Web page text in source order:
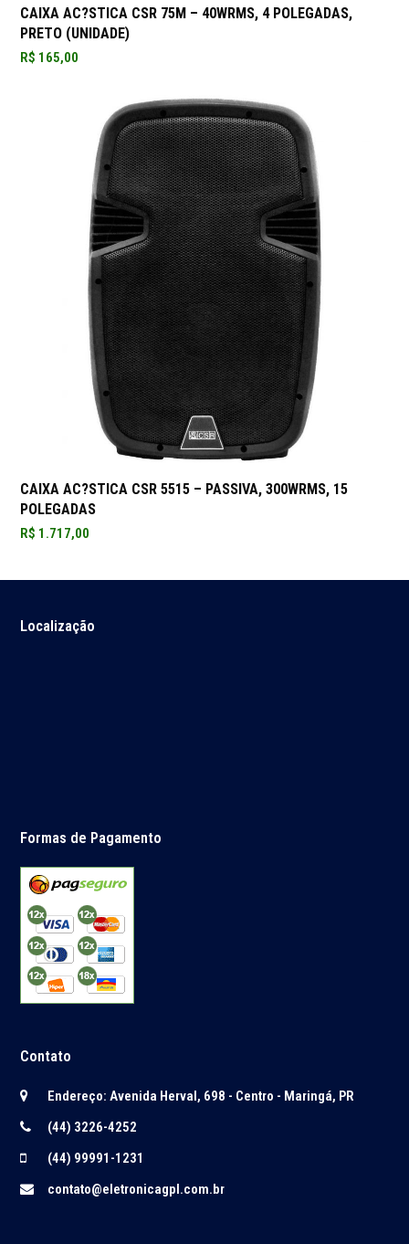
CAIXA AC?STICA CSR 75M – 40WRMS, 4 POLEGADAS,
PRETO (UNIDADE)
R$ 165,00
CAIXA AC?STICA CSR 5515 – PASSIVA, 300WRMS, 15
POLEGADAS
R$ 1.717,00
Localização
Formas de Pagamento
Contato
Endereço: Avenida Herval, 698 - Centro - Maringá, PR
(44) 3226-4252
(44) 99991-1231
contato@eletronicagpl.com.br